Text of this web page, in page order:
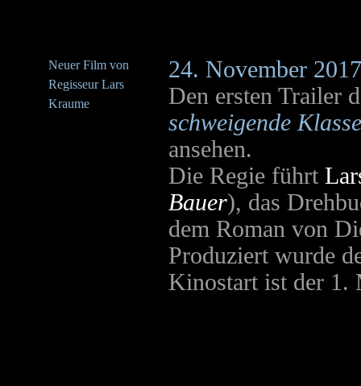
Neuer Film von
Regisseur Lars
Kraume
24. November 2017
Den ersten Trailer
schweigende
ansehen.
Die Regie führt
Bauer), das
dem Roman von
Produziert wurde
Kinostart ist der 1.